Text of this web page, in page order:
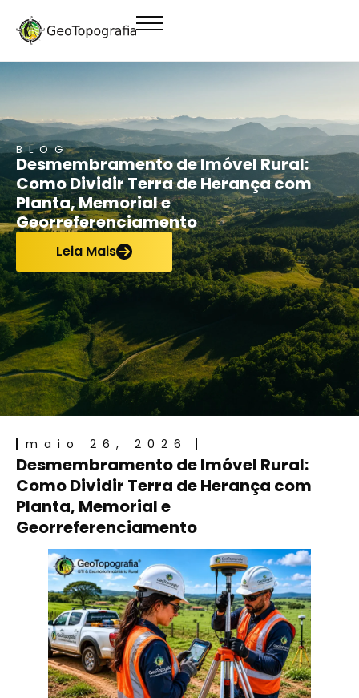
conteúdo
BLOG
Desmembramento de Imóvel Rural:
Como Dividir Terra de Herança com
Planta, Memorial e
Georreferenciamento
Leia Mais
maio 26, 2026
Desmembramento de Imóvel Rural:
Como Dividir Terra de Herança com
Planta, Memorial e
Georreferenciamento